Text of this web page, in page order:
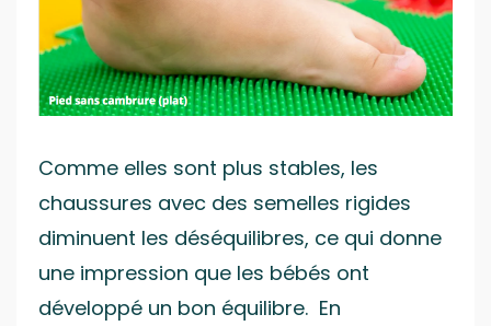
Comme elles sont plus stables, les
chaussures avec des semelles rigides
diminuent les déséquilibres, ce qui donne
une impression que les bébés ont
développé un bon équilibre. En